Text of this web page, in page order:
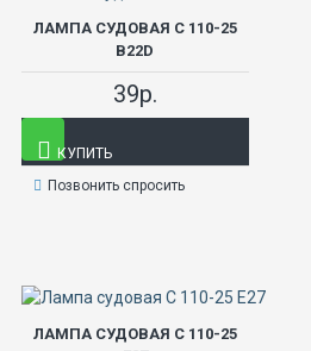
ЛАМПА СУДОВАЯ С 110-25
В22D
39р.
КУПИТЬ
Позвонить спросить
ЛАМПА СУДОВАЯ С 110-25